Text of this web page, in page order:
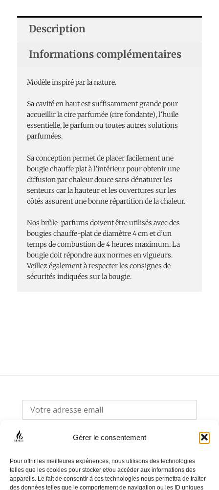
Gérer le consentement
Pour offrir les meilleures expériences, nous utilisons des technologies
telles que les cookies pour stocker et/ou accéder aux informations des
appareils. Le fait de consentir à ces technologies nous permettra de traiter
des données telles que le comportement de navigation ou les ID uniques
Description
Informations complémentaires
Modèle inspiré par la nature.
Sa cavité en haut est suffisamment grande pour
accueillir la cire parfumée (cire fondante), l’huile
essentielle, le parfum ou toutes autres solutions
parfumées.
Sa conception permet de placer facilement une
bougie chauffe plat à l’intérieur pour obtenir une
diffusion par chaleur douce sans dénaturer les
senteurs car la hauteur et les ouvertures sur les
côtés assurent une bonne répartition de la chaleur.
Nos brûle-parfums doivent être utilisés avec des
bougies chauffe-plat de diamètre 4 cm et d’un
temps de combustion de 4 heures maximum. La
bougie doit répondre aux normes en vigueurs.
Veillez également à respecter les consignes de
sécurités indiquées sur la bougie.